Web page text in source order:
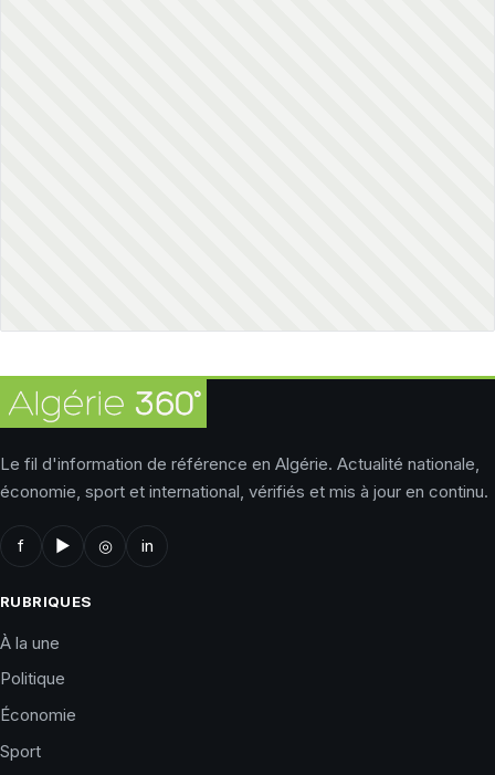
Le fil d'information de référence en Algérie. Actualité nationale,
économie, sport et international, vérifiés et mis à jour en continu.
f ▶ ◎ in
RUBRIQUES
À la une
Politique
Économie
Sport